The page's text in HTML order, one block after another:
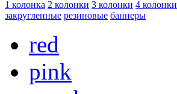
1 колонка 2 колонки 3 колонки 4 колонки
закругленные резиновые баннеры
red
pink